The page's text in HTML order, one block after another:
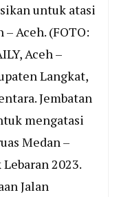
untuk atasi
Aceh. (FOTO:
Aceh –
Langkat,
Jembatan
mengatasi
Medan –
2023.
Jalan